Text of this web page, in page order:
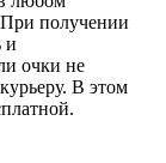
получении
и
очки не
В этом